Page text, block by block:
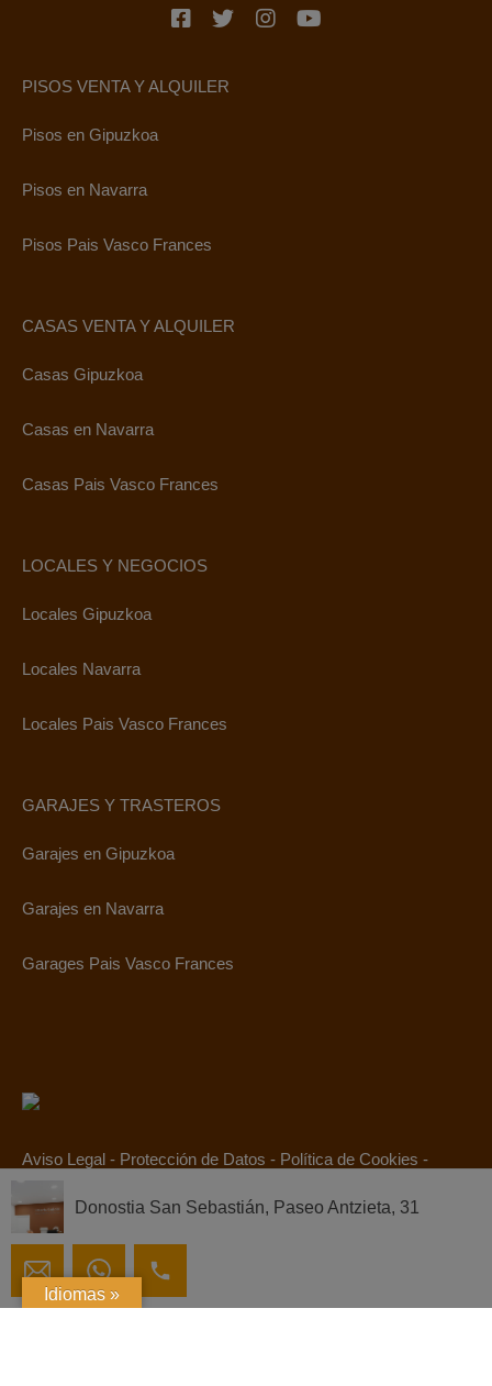
PISOS VENTA Y ALQUILER
Pisos en Gipuzkoa
Pisos en Navarra
Pisos Pais Vasco Frances
CASAS VENTA Y ALQUILER
Casas Gipuzkoa
Casas en Navarra
Casas Pais Vasco Frances
LOCALES Y NEGOCIOS
Locales Gipuzkoa
Locales Navarra
Locales Pais Vasco Frances
GARAJES Y TRASTEROS
Garajes en Gipuzkoa
Garajes en Navarra
Garages Pais Vasco Frances
Aviso Legal - Protección de Datos - Política de Cookies -
Idiomas »
Donostia San Sebastián, Paseo Antzieta, 31